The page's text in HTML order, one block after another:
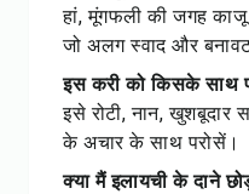
हां, मूंगफली की जगह
जो अलग स्वाद और
इस करी को किसके साथ
इसे रोटी, नान,
के अचार के साथ परोसें।
क्या मैं इलायची के दाने